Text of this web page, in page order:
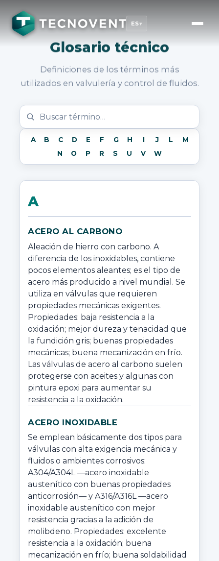
ES▾
Glosario técnico
Definiciones de los términos más
utilizados en valvulería y control de fluidos.
A B C D E F G H I J L
M
N
O P R S U V W
A
ACERO AL CARBONO
Aleación de hierro con carbono. A
diferencia de los inoxidables, contiene
pocos elementos aleantes; es el tipo de
acero más producido a nivel mundial. Se
utiliza en válvulas que requieren
propiedades mecánicas exigentes.
Propiedades: baja resistencia a la
oxidación; mejor dureza y tenacidad que
la fundición gris; buenas propiedades
mecánicas; buena mecanización en frío.
Las válvulas de acero al carbono suelen
protegerse con aceites y algunas con
pintura epoxi para aumentar su
resistencia a la oxidación.
ACERO INOXIDABLE
Se emplean básicamente dos tipos para
válvulas con alta exigencia mecánica y
fluidos o ambientes corrosivos:
A304/A304L —acero inoxidable
austenítico con buenas propiedades
anticorrosión— y A316/A316L —acero
inoxidable austenítico con mejor
resistencia gracias a la adición de
molibdeno. Propiedades: excelente
resistencia a la oxidación; buena
mecanización en frío; buena soldabilidad